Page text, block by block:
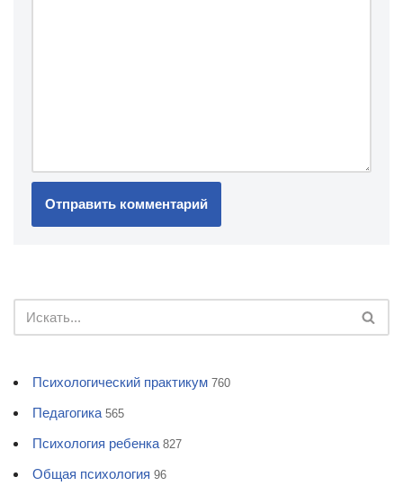
Психологический практикум 760
Педагогика 565
Психология ребенка 827
Общая психология 96